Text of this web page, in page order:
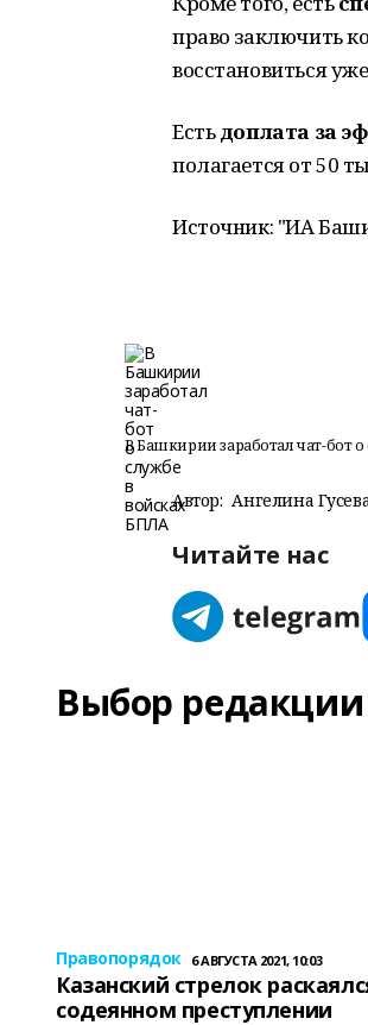
право заключить
восстановиться
Естьдоплата за
полагается от 50
Источник: "ИА
В Башкирии заработал чат-бот
Автор: Ангелина
Читайте нас
Выбор редакции
Правопорядок 6 АВГУСТА 2021, 10:03
Казанский стрелок
содеянном преступлении